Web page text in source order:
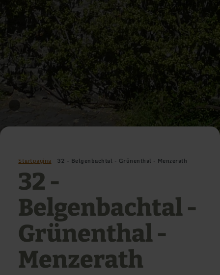
Startpagina 32 - Belgenbachtal - Grünenthal - Menzerath
32 -
Belgenbachtal -
Grünenthal -
Menzerath